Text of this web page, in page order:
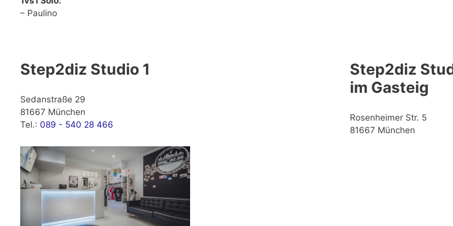
– Paulino
Step2diz Studio 1
Sedanstraße 29
81667 München
Tel.: 089 - 540 28 466
Step2diz
im Gasteig
Rosenheimer Str. 5
81667 München